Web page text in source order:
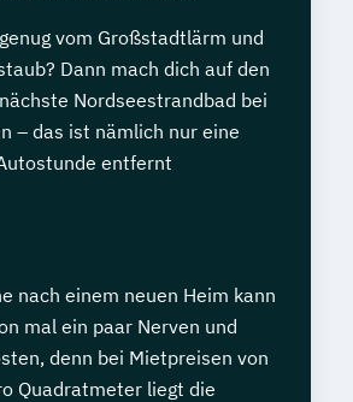
vom Großstadtlärm und
Dann mach dich auf den
Nordseestrandbad bei
– das ist nämlich nur eine
entfernt
nach einem neuen Heim kann
mal ein paar Nerven und
denn bei Mietpreisen von
Quadratmeter liegt die